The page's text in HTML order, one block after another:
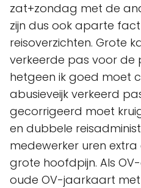
zat+zondag met de
zijn dus ook aparte
reisoverzichten. Grote
verkeerde pas voor de
hetgeen ik goed moet
abusieveijk verkeerd
gecorrigeerd moet
en dubbele
medewerker uren
grote hoofdpijn. Als
oude OV-jaarkaart